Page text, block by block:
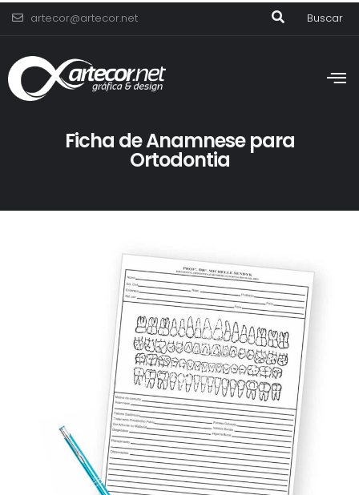
artecor@artecor.net Buscar
Ficha de Anamnese para
Ortodontia